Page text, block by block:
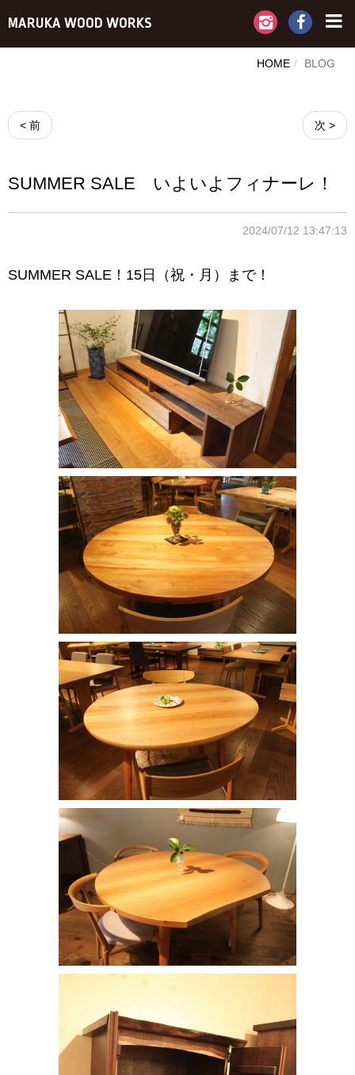
MARUKA WOOD WORKS
HOME BLOG
< 前 次 >
SUMMER SALE いよいよフィナーレ！
2024/07/12 13:47:13
SUMMER SALE！15日（祝・月）まで！